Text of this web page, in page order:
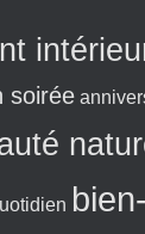
soirée